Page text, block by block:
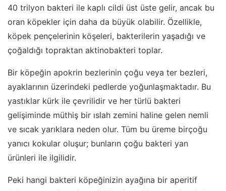
40 trilyon bakteri ile kaplı cildi üst üste gelir, ancak bu
oran köpekler için daha da büyük olabilir. Özellikle,
köpek pençelerinin köşeleri, bakterilerin yaşadığı ve
çoğaldığı topraktan aktinobakteri toplar.
Bir köpeğin apokrin bezlerinin çoğu veya ter bezleri,
ayaklarının üzerindeki pedlerde yoğunlaşmaktadır. Bu
yastıklar kürk ile çevrilidir ve her türlü bakteri
gelişiminde müthiş bir ıslah zemini haline gelen nemli
ve sıcak yarıklara neden olur. Tüm bu üreme birçoğu
yanıcı kokular oluşur; bunların çoğu bakteri yan
ürünleri ile ilgilidir.
Peki hangi bakteri köpeğinizin ayağına bir aperitif